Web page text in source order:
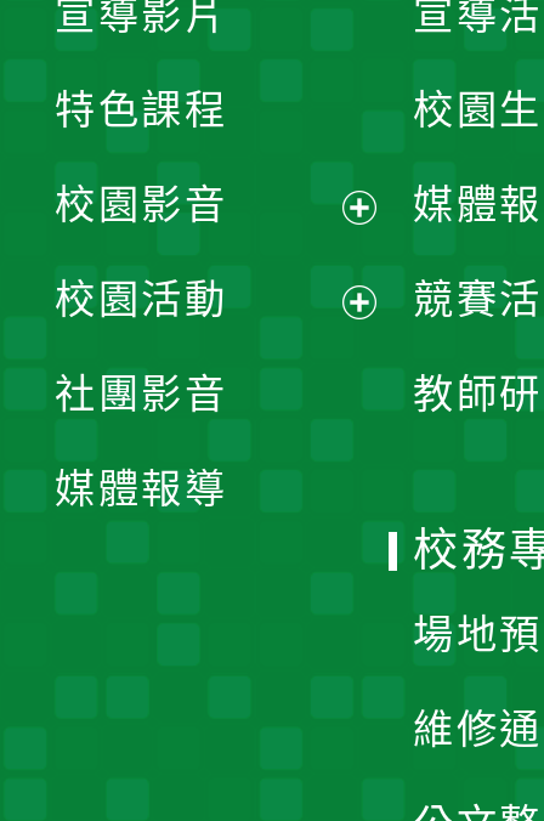
宣導
校園
媒體
競賽
教師
宣導影片
特色課程
校園影音
開
校園活動
社團影音
媒體報導
校務
場地
維修